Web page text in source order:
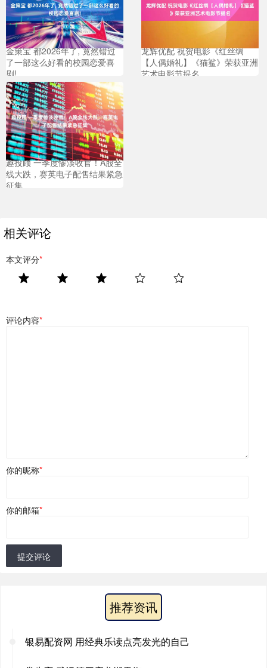
金策宝 都2026年了, 竟然错过
了一部这么好看的校园恋爱喜
剧!
龙辉优配 祝贺电影《红丝绸
【人偶婚礼】《猫鲨》荣获亚洲
艺术电影节提名
趣投顾 一季度惨淡收官！A股全
线大跌，赛英电子配售结果紧急
征集
相关评论
本文评分*
评论内容*
你的昵称*
你的邮箱*
提交评论
推荐资讯
银易配资网 用经典乐读点亮发光的自己